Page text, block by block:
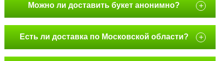
Можно ли доставить букет анонимно? +
Есть ли доставка по Московской области? +